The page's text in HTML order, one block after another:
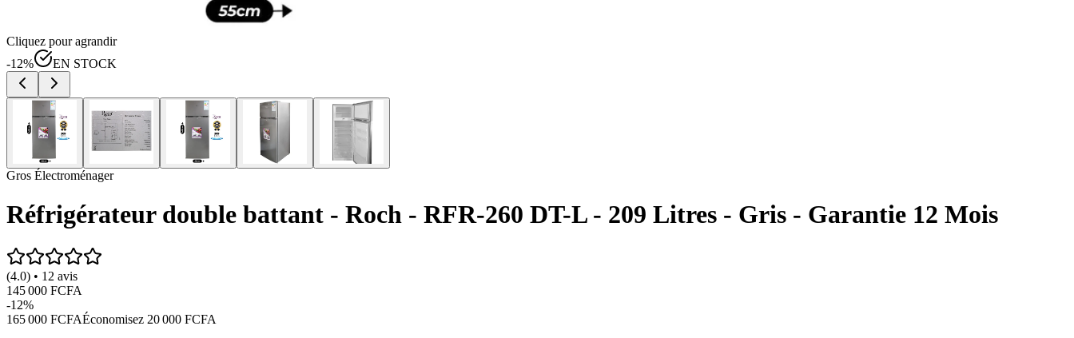
Cliquez pour agrandir
-12% EN STOCK
Gros Électroménager
Réfrigérateur double battant - Roch - RFR-260 DT-L - 209 Litres - Gris - Garantie 12 Mois
(4.0) • 12 avis
145 000 FCFA
-12%
165 000 FCFAÉconomisez 20 000 FCFA